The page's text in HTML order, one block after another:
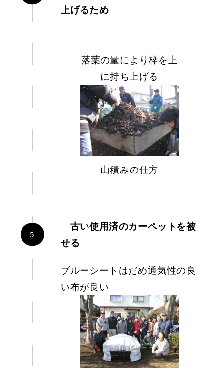
上げるため
落葉の量により枠を上
に持ち上げる
山積みの仕方
古い使用済のカーペットを被
せる
ブルーシートはだめ通気性の良
い布が良い